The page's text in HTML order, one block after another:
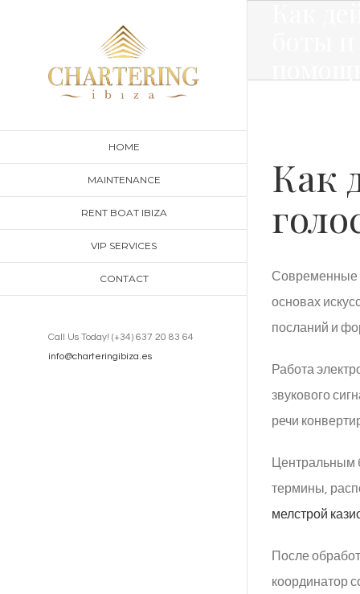
HOME
MAINTENANCE
RENT BOAT IBIZA
VIP SERVICES
CONTACT
Call Us Today! (+34) 637 20 83 64
info@charteringibiza.es
Как
Как
Современные
основах
посланий и
Работа
звукового
речи
Центральным
термины,
мелстрой
После
координатор